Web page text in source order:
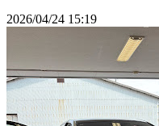
2026/04/24 15:19